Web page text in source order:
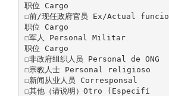
职位 Cargo
☐前/现任政府官员 Ex/Actual
职位 Cargo
☐军人 Personal Militar
职位 Cargo
☐非政府组织人员 Personal de ONG
☐宗教人士 Personal religioso
☐新闻从业人员 Corresponsal
☐其他（请说明）Otro (Especifí